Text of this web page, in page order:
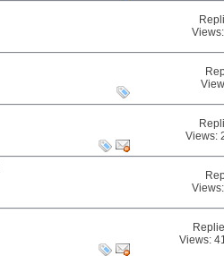
Views:
Views: